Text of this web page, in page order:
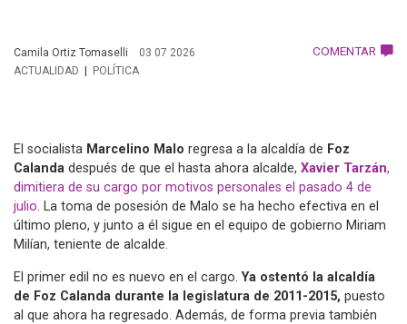
Camila Ortiz Tomaselli 03 07 2026 COMENTAR
ACTUALIDAD POLÍTICA
El socialista Marcelino Malo regresa a la alcaldía de Foz
Calanda después de que el hasta ahora alcalde, Xavier Tarzán,
dimitiera de su cargo por motivos personales el pasado 4 de
julio. La toma de posesión de Malo se ha hecho efectiva en el
último pleno, y junto a él sigue en el equipo de gobierno Miriam
Milían, teniente de alcalde.
El primer edil no es nuevo en el cargo.Ya ostentó la alcaldía
de Foz Calanda durante la legislatura de 2011-2015, puesto
al que ahora ha regresado. Además, de forma previa también